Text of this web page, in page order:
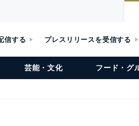
信する プレスリリースを受信する
芸能・文化 フード・グ